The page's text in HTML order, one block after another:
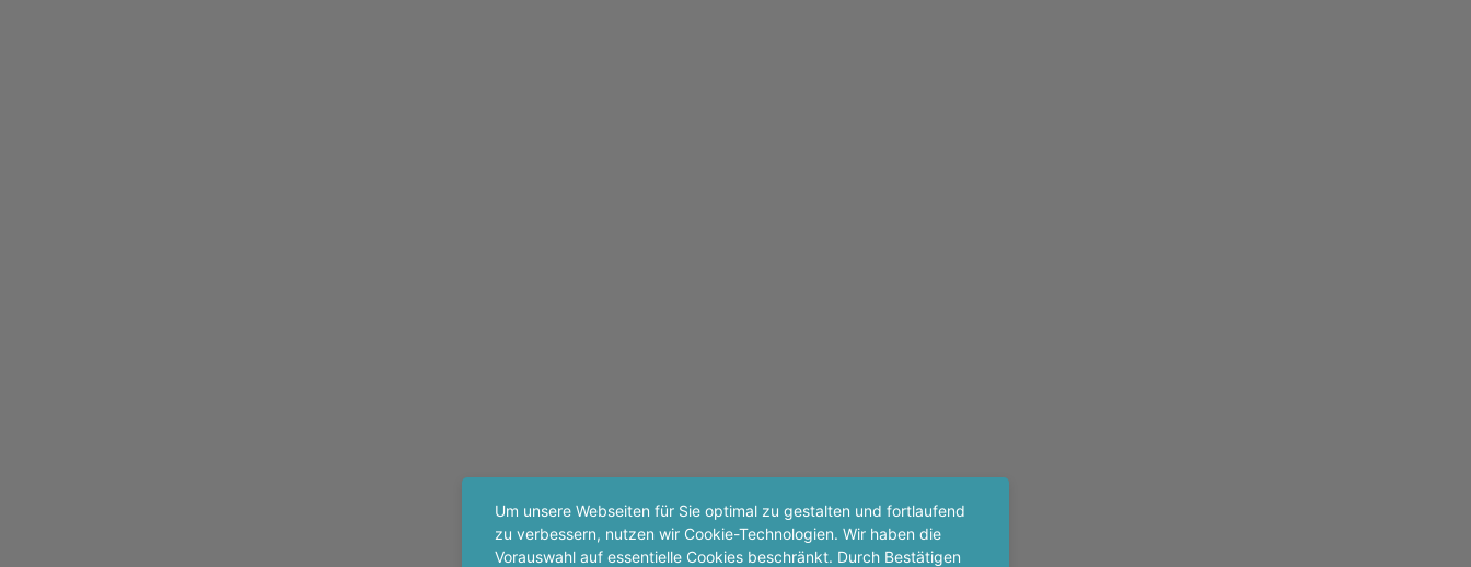
Um unsere Webseiten für Sie optimal zu gestalten und fortlaufend
zu verbessern, nutzen wir Cookie-Technologien. Wir haben die
Vorauswahl auf essentielle Cookies beschränkt. Durch Bestätigen